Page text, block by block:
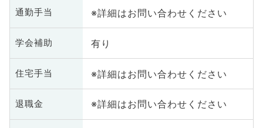
通勤手当 ※詳細はお問い合わせください
学会補助 有り
住宅手当 ※詳細はお問い合わせください
退職金 ※詳細はお問い合わせください